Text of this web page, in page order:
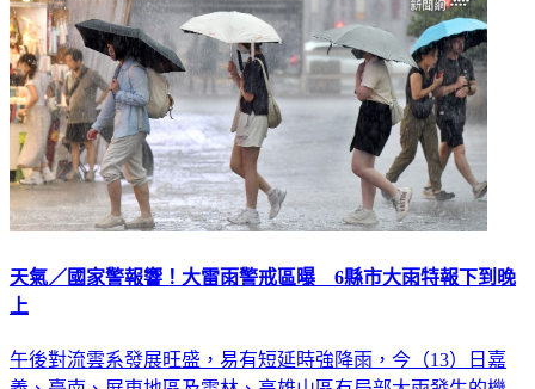
上
義、臺南、屏東地區及雲林、高雄山區有局部大雨發生的機